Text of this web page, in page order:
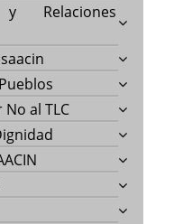
y Relaciones
al TLC